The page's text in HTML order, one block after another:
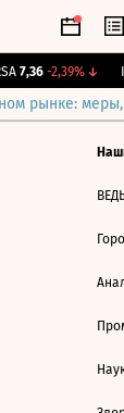
7,36 -2,39%↓
рынке: меры,